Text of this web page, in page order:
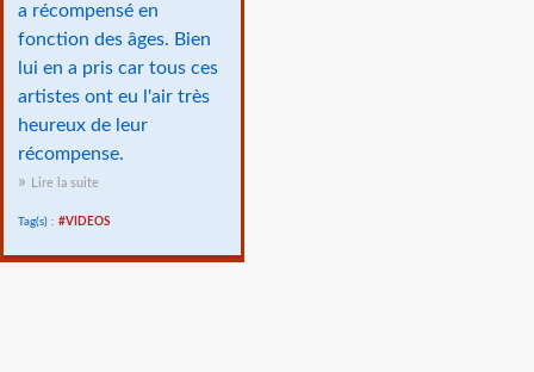
a récompensé en
fonction des âges. Bien
lui en a pris car tous ces
artistes ont eu l'air très
heureux de leur
récompense.
Lire la suite
Tag(s) : #VIDEOS